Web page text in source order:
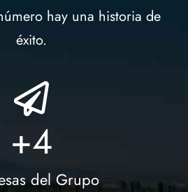
hay una historia de
éxito.
+4
del Grupo